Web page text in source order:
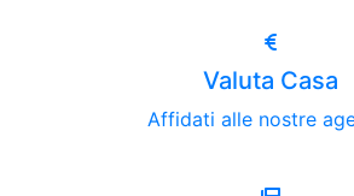
Valuta Casa
Affidati alle nostre